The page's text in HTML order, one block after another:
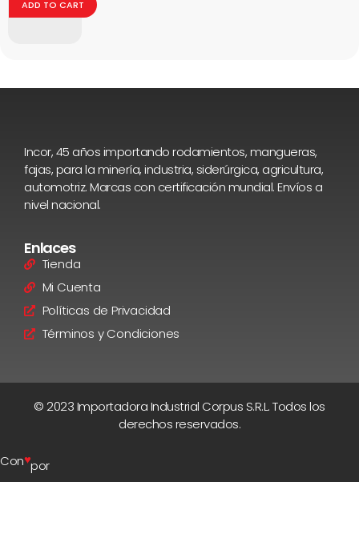
ADD TO CART
Incor, 45 años importando rodamientos, mangueras,
fajas, para la minería, industria, siderúrgica, agricultura,
automotriz. Marcas con certificación mundial. Envíos a
nivel nacional.
Enlaces
Tienda
Mi Cuenta
Políticas de Privacidad
Términos y Condiciones
© 2023 Importadora Industrial Corpus S.R.L. Todos los
derechos reservados.
Con♥por